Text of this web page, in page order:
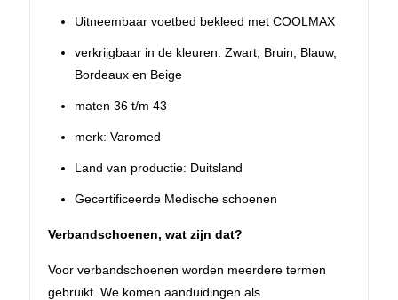
Uitneembaar voetbed bekleed met COOLMAX
verkrijgbaar in de kleuren: Zwart, Bruin, Blauw,
Bordeaux en Beige
maten 36 t/m 43
merk: Varomed
Land van productie: Duitsland
Gecertificeerde Medische schoenen
Verbandschoenen, wat zijn dat?
Voor verbandschoenen worden meerdere termen
gebruikt. We komen aanduidingen als